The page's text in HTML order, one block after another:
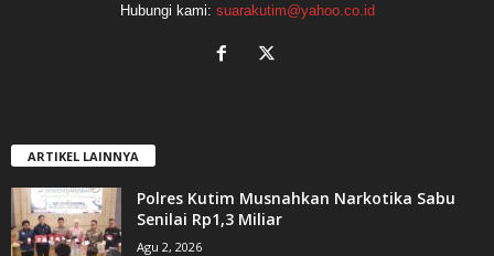
Hubungi kami: suarakutim@yahoo.co.id
ARTIKEL LAINNYA
Polres Kutim Musnahkan Narkotika Sabu
Senilai Rp1,3 Miliar
Agu 2, 2026